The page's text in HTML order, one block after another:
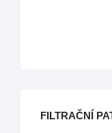
FILTRAČNÍ